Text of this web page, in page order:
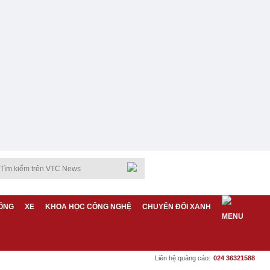
XE KHOA HỌC CÔNG NGHỆ CHUYỂN ĐỔI XANH
Liên hệ quảng cáo: 024 36321588